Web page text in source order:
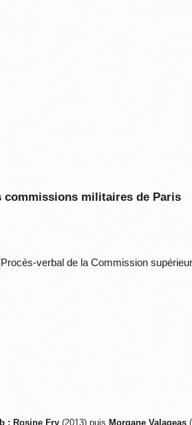
commissions militaires de Paris
verbal de la Commission
: Rosine Fry (2013) puis Morgane Valageas